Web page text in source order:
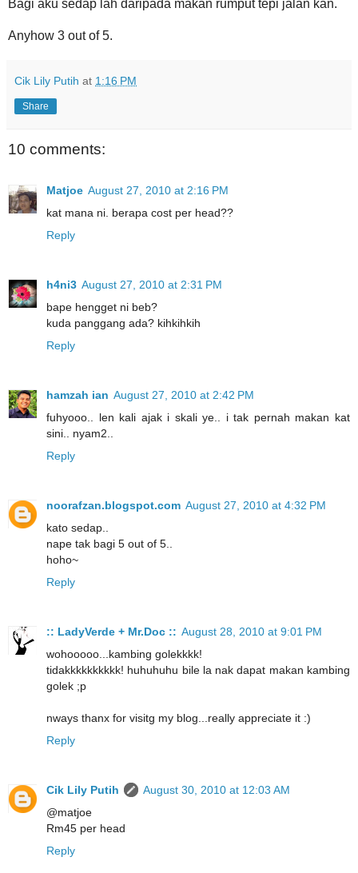
Bagi aku sedap lah daripada makan rumput tepi jalan kan.
Anyhow 3 out of 5.
Cik Lily Putih at 1:16 PM
Share
10 comments:
Matjoe August 27, 2010 at 2:16 PM
kat mana ni. berapa cost per head??
Reply
h4ni3 August 27, 2010 at 2:31 PM
bape hengget ni beb?
kuda panggang ada? kihkihkih
Reply
hamzah ian August 27, 2010 at 2:42 PM
fuhyooo.. len kali ajak i skali ye.. i tak pernah makan kat
sini.. nyam2..
Reply
noorafzan.blogspot.com August 27, 2010 at 4:32 PM
kato sedap..
nape tak bagi 5 out of 5..
hoho~
Reply
:: LadyVerde + Mr.Doc :: August 28, 2010 at 9:01 PM
wohooooo...kambing golekkkk!
tidakkkkkkkkkk! huhuhuhu bile la nak dapat makan kambing
golek ;p
nways thanx for visitg my blog...really appreciate it :)
Reply
Cik Lily Putih
August 30, 2010 at 12:03 AM
@matjoe
Rm45 per head
Reply